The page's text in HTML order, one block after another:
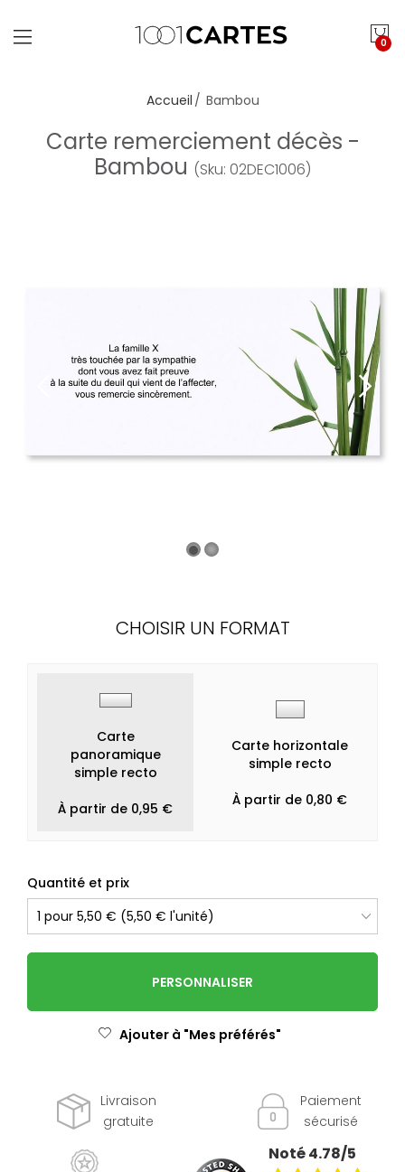
0
Accueil Bambou
Carte remerciement décès -
Bambou (Sku: 02DEC1006)
CHOISIR UN FORMAT
Carte
panoramique
simple recto
À partir de 0,95 €
Carte horizontale
simple recto
À partir de 0,80 €
Quantité et prix
PERSONNALISER
Ajouter à "Mes préférés"
Livraison
gratuite
Paiement
sécurisé
Noté 4.78/5